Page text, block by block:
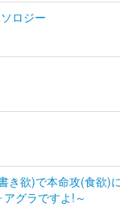
ロジー
欲)で本命攻(食欲)に
グラですよ!～